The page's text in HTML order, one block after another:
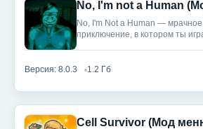
No, I'm not a Human
No, I'm Not a Human — мрачное
приключение, в котором ты
Версия: 8.0.3 1.2 Гб
Cell Survivor (Мод